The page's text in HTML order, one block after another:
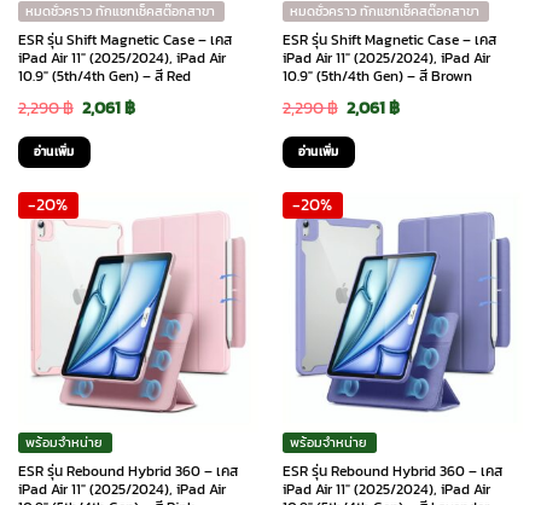
หมดชั่วคราว ทักแชทเช็คสต๊อกสาขา
ESR รุ่น Shift Magnetic Case – เคส
iPad Air 11″ (2025/2024), iPad Air
10.9″ (5th/4th Gen) – สี Red
2,290฿ Original
price
was:
2,061฿Current
2,061 ฿.
อ่านเพิ่ม
หมดชั่วคราว ทักแชทเช็คสต๊อกสาขา
ESR รุ่น Shift Magnetic Case – เคส
iPad Air 11″ (2025/2024), iPad Air
10.9″ (5th/4th Gen) – สี Brown
2,290฿ Original
price
was:
2,061฿Current
2,061 ฿.
อ่านเพิ่ม
-20%
พร้อมจำหน่าย
ESR รุ่น Rebound Hybrid 360 – เคส
iPad Air 11″ (2025/2024), iPad Air
-20%
พร้อมจำหน่าย
ESR รุ่น Rebound Hybrid 360 – เคส
iPad Air 11″ (2025/2024), iPad Air